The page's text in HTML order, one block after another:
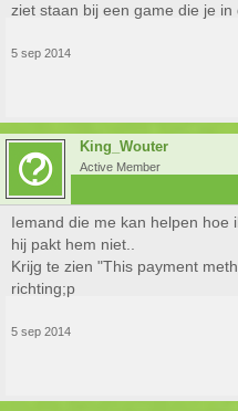
ziet staan bij een game die je in
5 sep 2014
King_Wouter
Active Member
Iemand die me kan helpen hoe
hij pakt hem niet..
Krijg te zien "This payment
richting;p
5 sep 2014